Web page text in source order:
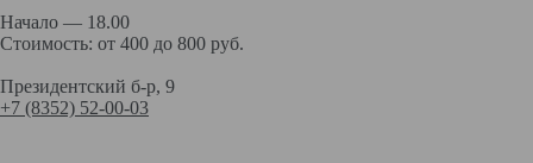
Начало — 18.00
Стоимость: от 400 до 800 руб.
Президентский б-р, 9
+7 (8352) 52-00-03